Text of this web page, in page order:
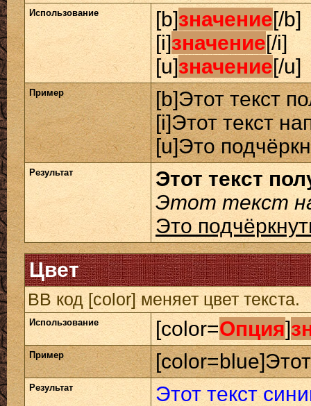
Использование [b]значение[/b]
[i]значение[/i]
[u]значение[/u]
Пример
[b]Этот текст
[i]Этот текст
[u]Это
Результат
Этот текст
Этот текст
Это
Цвет
BB код [color] меняет цвет текста.
Использование [color=Опция]
Пример
Результат
Этот текст